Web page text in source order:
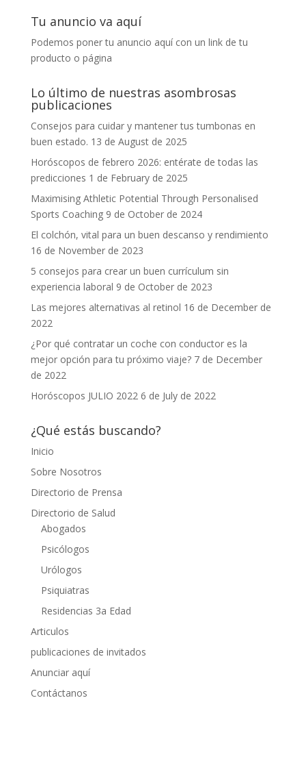
Tu anuncio va aquí
Podemos poner tu anuncio aquí con un link de tu
producto o página
Lo último de nuestras asombrosas
publicaciones
Consejos para cuidar y mantener tus tumbonas en
buen estado. 13 de August de 2025
Horóscopos de febrero 2026: entérate de todas las
predicciones 1 de February de 2025
Maximising Athletic Potential Through Personalised
Sports Coaching 9 de October de 2024
El colchón, vital para un buen descanso y rendimiento
16 de November de 2023
5 consejos para crear un buen currículum sin
experiencia laboral 9 de October de 2023
Las mejores alternativas al retinol 16 de December de
2022
¿Por qué contratar un coche con conductor es la
mejor opción para tu próximo viaje? 7 de December
de 2022
Horóscopos JULIO 2022 6 de July de 2022
¿Qué estás buscando?
Inicio
Sobre Nosotros
Directorio de Prensa
Directorio de Salud
Abogados
Psicólogos
Urólogos
Psiquiatras
Residencias 3a Edad
Articulos
publicaciones de invitados
Anunciar aquí
Contáctanos